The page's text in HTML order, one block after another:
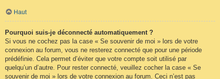
Haut
Pourquoi suis-je déconnecté automatiquement ?
Si vous ne cochez pas la case « Se souvenir de moi » lors de votre
connexion au forum, vous ne resterez connecté que pour une période
prédéfinie. Cela permet d’éviter que votre compte soit utilisé par
quelqu’un d’autre. Pour rester connecté, veuillez cocher la case « Se
souvenir de moi » lors de votre connexion au forum. Ceci n’est pas